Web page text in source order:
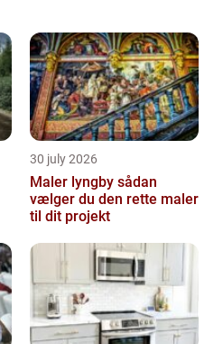
30 july 2026
Maler lyngby sådan
vælger du den rette maler
til dit projekt